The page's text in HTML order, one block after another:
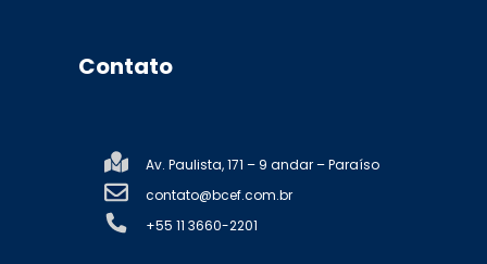
Contato
Av. Paulista, 171 – 9 andar – Paraíso
contato@bcef.com.br
+55 11 3660-2201